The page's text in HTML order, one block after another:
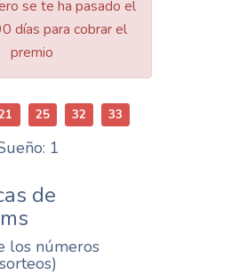
se te ha pasado el
días para cobrar el
premio
25 32 33
1
de
los números